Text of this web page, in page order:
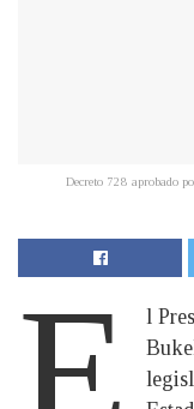
Decreto 728 aprobado
l